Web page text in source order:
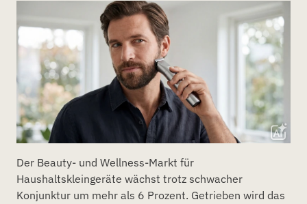
Der Beauty- und Wellness-Markt für
Haushaltskleingeräte wächst trotz schwacher
Konjunktur um mehr als 6 Prozent. Getrieben wird das